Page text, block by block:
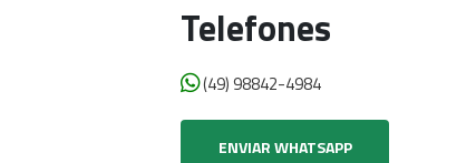
Telefones
(49) 98842-4984
ENVIAR WHATSAPP